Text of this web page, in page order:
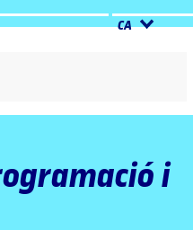
CA
i